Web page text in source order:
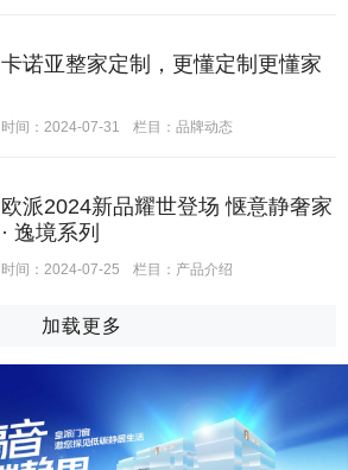
卡诺亚整家定制，更懂定制更懂家
时间：2024-07-31 栏目： 品牌动态
欧派2024新品耀世登场 惬意静奢家
· 逸境系列
时间：2024-07-25 栏目： 产品介绍
加载更多